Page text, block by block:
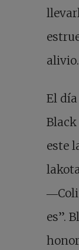
alivio.
El
este
es”.